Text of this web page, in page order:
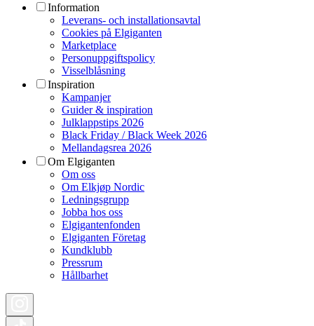
Information
Leverans- och installationsavtal
Cookies på Elgiganten
Marketplace
Personuppgiftspolicy
Visselblåsning
Inspiration
Kampanjer
Guider & inspiration
Julklappstips 2026
Black Friday / Black Week 2026
Mellandagsrea 2026
Om Elgiganten
Om oss
Om Elkjøp Nordic
Ledningsgrupp
Jobba hos oss
Elgigantenfonden
Elgiganten Företag
Kundklubb
Pressrum
Hållbarhet